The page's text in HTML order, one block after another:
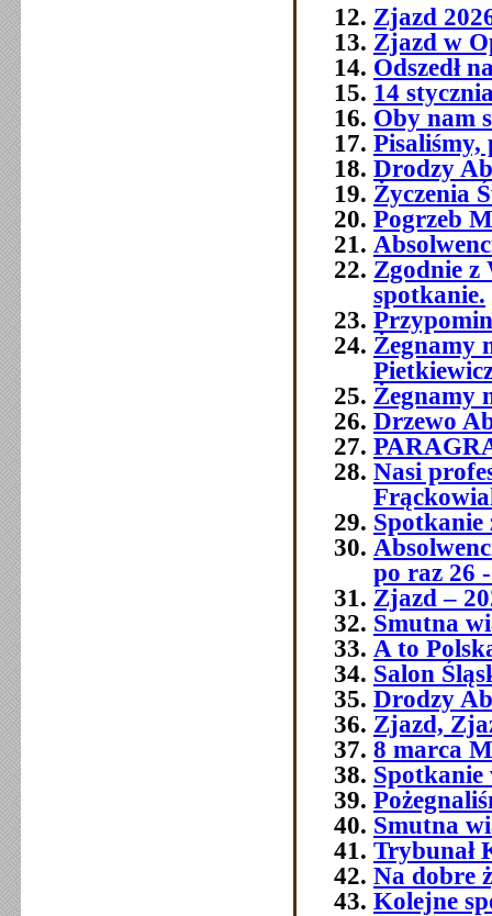
Zjazd
Zjazd w
Odszedł
14
Oby nam
Pisaliśmy,
Drodzy
Życzenia
Pogrzeb
Zgodnie z
spotkanie.
Żegnamy
Żegnamy
Drzewo
Nasi
Spotkanie
po raz 26
Zjazd –
Smutna
A to
Salon
Drodzy
Zjazd,
8 marca
Spotkanie
Smutna
Trybunał
Na dobre
Kolejne